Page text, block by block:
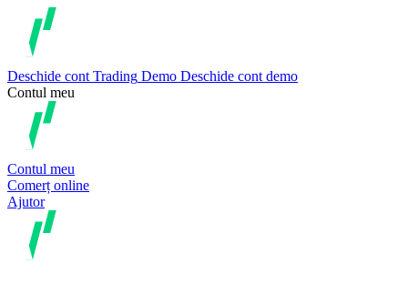
Deschide cont Trading Demo Deschide cont demo
Contul meu
Contul meu
Comerț online
Ajutor